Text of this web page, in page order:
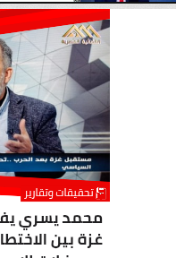
السبت، 1 أغسطس 2026 10:25 مـ